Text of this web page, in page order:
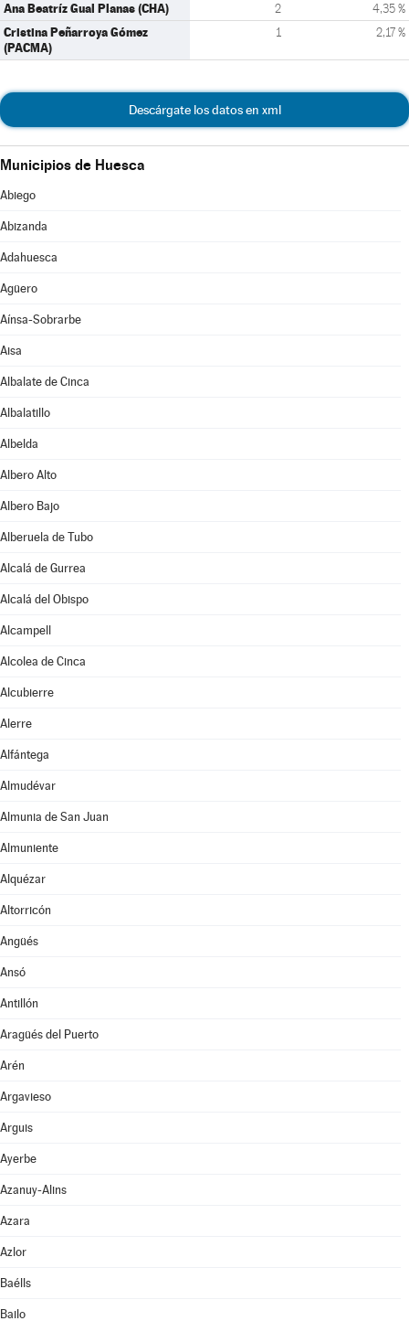
Ana Beatríz Gual Planas (CHA) 2 4,35 %
Cristina Peñarroya Gómez
(PACMA)
1 2,17 %
Descárgate los datos en xml
Municipios de Huesca
Abiego
Abizanda
Adahuesca
Agüero
Aínsa-Sobrarbe
Aisa
Albalate de Cinca
Albalatillo
Albelda
Albero Alto
Albero Bajo
Alberuela de Tubo
Alcalá de Gurrea
Alcalá del Obispo
Alcampell
Alcolea de Cinca
Alcubierre
Alerre
Alfántega
Almudévar
Almunia de San Juan
Almuniente
Alquézar
Altorricón
Angüés
Ansó
Antillón
Aragüés del Puerto
Arén
Argavieso
Arguis
Ayerbe
Azanuy-Alins
Azara
Azlor
Baélls
Bailo